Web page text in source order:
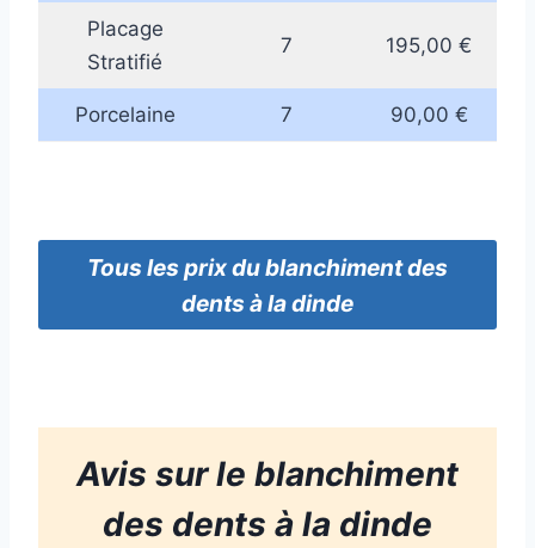
Placage
Stratifié
7 195,00 €
Porcelaine 7 90,00 €
Tous les prixdu blanchiment des
dents à la dinde
Avis sur le blanchiment
des dents à la dinde